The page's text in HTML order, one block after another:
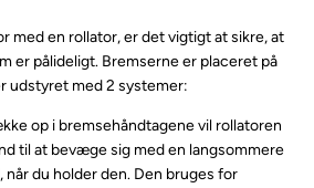
med en rollator, er det vigtigt at sikre, at
er pålideligt. Bremserne er placeret på
udstyret med 2 systemer:
op i bremsehåndtagene vil rollatoren
til at bevæge sig med en langsommere
når du holder den. Den bruges for